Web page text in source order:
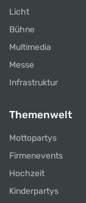
Licht
Bühne
Multimedia
Messe
Infrastruktur
Themenwelt
Mottopartys
Firmenevents
Hochzeit
Kinderpartys